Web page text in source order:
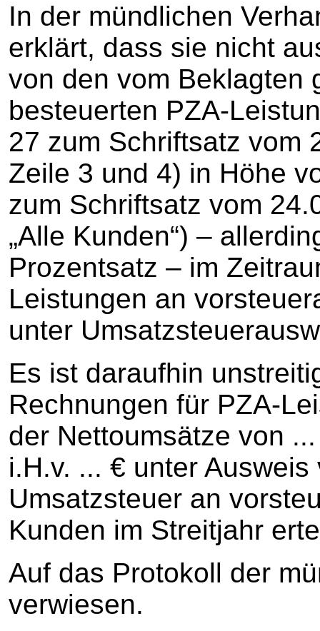
In der mündlichen
erklärt, dass sie nicht
von den vom Beklagten
besteuerten PZA-
27 zum Schriftsatz vom
Zeile 3 und 4) in Höhe
zum Schriftsatz vom
„Alle Kunden“) –
Prozentsatz – im
Leistungen an
unter
Es ist daraufhin
Rechnungen für PZA-
der Nettoumsätze von
i.H.v. ... € unter
Umsatzsteuer an
Kunden im Streitjahr
Auf das Protokoll der
verwiesen.